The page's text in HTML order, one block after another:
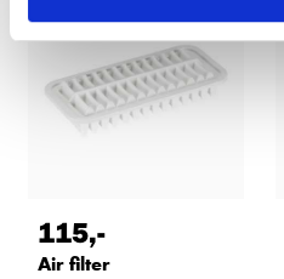
115,-
Air filter